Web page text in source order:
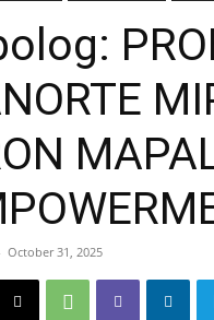
October 31, 2025